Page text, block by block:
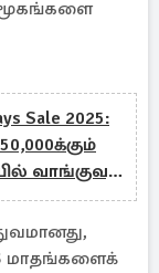
Sale 2025:
வாங்குவது
மாதங்களைக்